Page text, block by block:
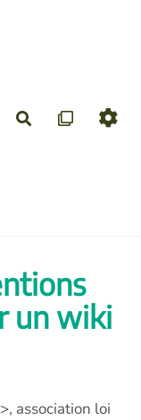
Rechercher
un wiki
association loi